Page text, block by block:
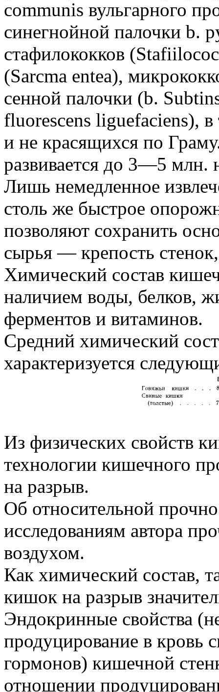
communis вульгарного
синегнойной палочки b.
стафилококков
(Sarcma entea),
сенной палочки (b.
fluorescens liguefaciens),
и не красящихся по
развивается до 3—5 млн.
Лишь немедленное
столь же быстрое
позволяют сохранить
сырья — крепость
Химический состав
наличием воды, белков,
ферментов и витаминов.
Средний химический
характеризуется
Из физических свойств
технологии кишечного
на разрыв.
Об относительной
исследованиям автора
воздухом.
Как химический состав,
кишок на разрыв
Эндокринные свойства
продуцирование в кровь
гормонов) кишечной
отношении